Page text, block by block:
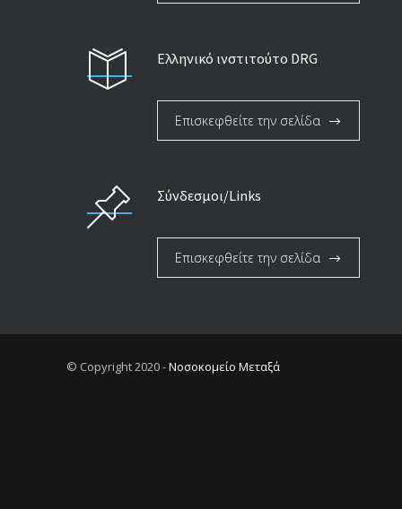
Ελληνικό ινστιτούτο DRG
Επισκεφθείτε την σελίδα
Σύνδεσμοι/Links
Επισκεφθείτε την σελίδα
© Copyright 2020 -Νοσοκομείο Μεταξά